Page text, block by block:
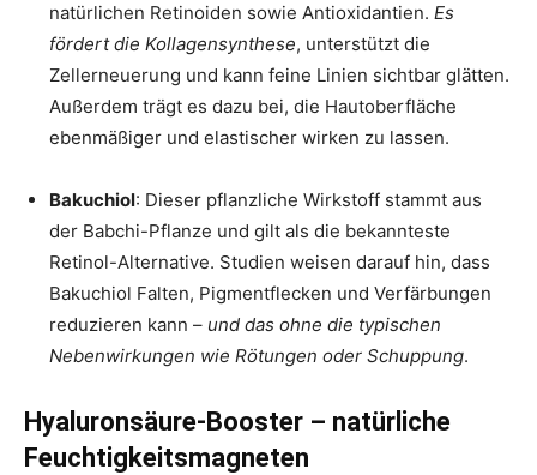
natürlichen Retinoiden sowie Antioxidantien. Es
fördert die Kollagensynthese, unterstützt die
Zellerneuerung und kann feine Linien sichtbar glätten.
Außerdem trägt es dazu bei, die Hautoberfläche
ebenmäßiger und elastischer wirken zu lassen.
Bakuchiol: Dieser pflanzliche Wirkstoff stammt aus
der Babchi-Pflanze und gilt als die bekannteste
Retinol-Alternative. Studien weisen darauf hin, dass
Bakuchiol Falten, Pigmentflecken und Verfärbungen
reduzieren kann – und das ohne die typischen
Nebenwirkungen wie Rötungen oder Schuppung.
Hyaluronsäure-Booster – natürliche
Feuchtigkeitsmagneten